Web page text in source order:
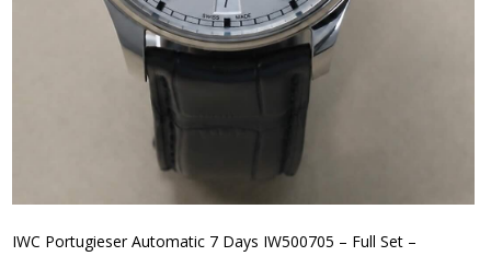
IWC Portugieser Automatic 7 Days IW500705 – Full Set –